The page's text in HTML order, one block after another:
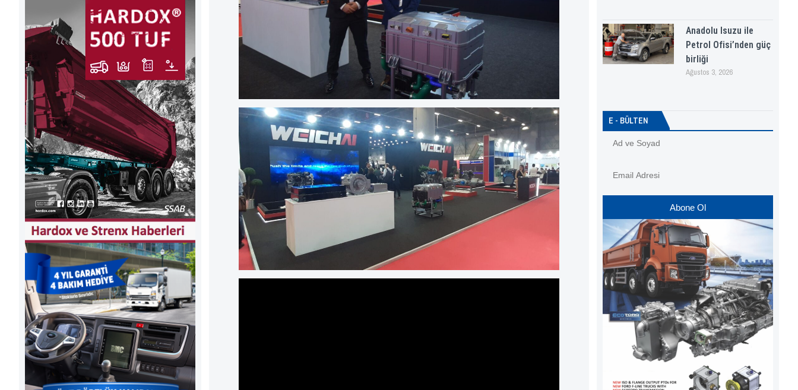
Anadolu Isuzu ile
Petrol Ofisi’nden güç
birliği
Ağustos 3, 2026
E - BÜLTEN
Abone Ol